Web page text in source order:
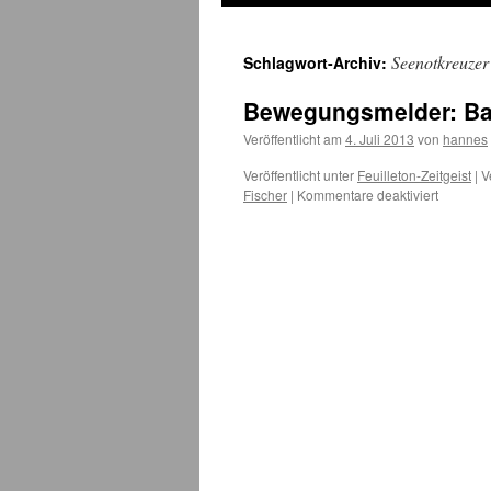
Schlagwort-Archiv: Seenotkreuzer
Bewegungsmelder:
Veröffentlicht am 4. Juli 2013 von hannes
Veröffentlicht unter Feuilleton-Zeitgeist |
Fischer | Kommentare deaktiviertfür